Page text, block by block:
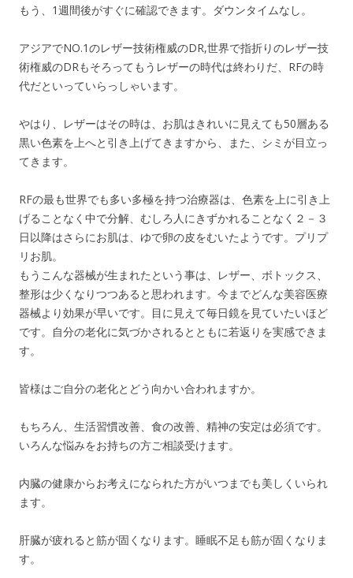
もう、1週間後がすぐに確認できます。ダウンタイムなし。
アジアでNO.1のレザー技術権威のDR,世界で指折りのレザー技
術権威のDRもそろってもうレザーの時代は終わりだ、RFの時
代だといっていらっしゃいます。
やはり、レザーはその時は、お肌はきれいに見えても50層ある
黒い色素を上へと引き上げてきますから、また、シミが目立っ
てきます。
RFの最も世界でも多い多極を持つ治療器は、色素を上に引き上
げることなく中で分解、むしろ人にきずかれることなく２－３
日以降はさらにお肌は、ゆで卵の皮をむいたようです。プリプ
リお肌。
もうこんな器械が生まれたという事は、レザー、ボトックス、
整形は少くなりつつあると思われます。今までどんな美容医療
器械より効果が早いです。目に見えて毎日鏡を見ていたいほど
です。自分の老化に気づかされるとともに若返りを実感できま
す。
皆様はご自分の老化とどう向かい合われますか。
もちろん、生活習慣改善、食の改善、精神の安定は必須です。
いろんな悩みをお持ちの方ご相談受けます。
内臓の健康からお考えになられた方がいつまでも美しくいられ
ます。
肝臓が疲れると筋が固くなります。睡眠不足も筋が固くなりま
す。